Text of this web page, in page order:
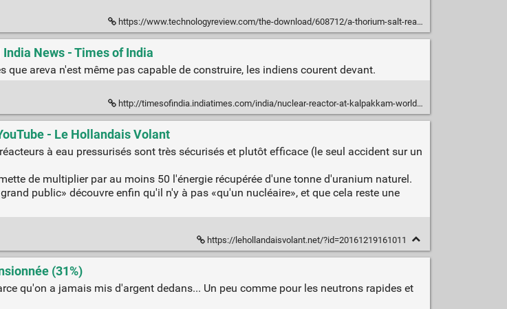
https://www.technologyreview.com/the-download/608712/a-thorium-salt-reactor-has-fired-up-for-the-first-time-in-four-decades/
News - Times of India
areva n'est même pas capable de construire, les indiens courent devant.
http://timesofindia.indiatimes.com/india/nuclear-reactor-at-kalpakkam-worlds-envy-indias-pride/articleshow/59407602.cms
- Le Hollandais Volant
à eau pressurisés sont très sécurisés et plutôt efficace (le seul accident sur un
de multiplier par au moins 50 l'énergie récupérée d'une tonne d'uranium naturel.
public» découvre enfin qu'il n'y à pas «qu'un nucléaire», et que cela reste une
https://lehollandaisvolant.net/?id=20161219161011
(31%)
qu'on a jamais mis d'argent dedans... Un peu comme pour les neutrons rapides et